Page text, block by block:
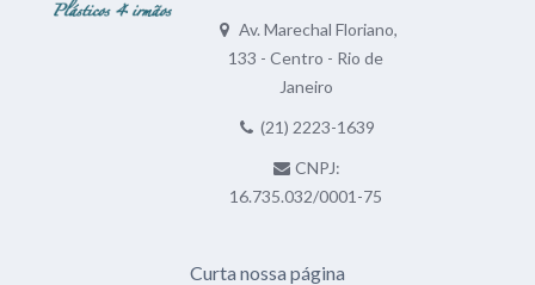
Av. Marechal Floriano,
133 - Centro - Rio de
Janeiro
(21) 2223-1639
CNPJ:
16.735.032/0001-75
Curta nossa página